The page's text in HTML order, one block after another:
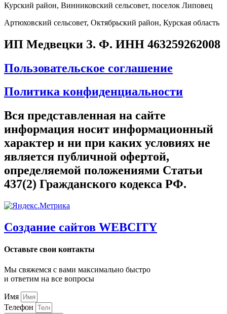
Курский район, Винниковский сельсовет, поселок Липовец
Артюховский сельсовет, Октябрьский район, Курская область
ИП Медвецки З. Ф. ИНН 463259262008
Пользовательское соглашение
Политика конфиденциальности
Вся представленная на сайте
информация носит информационный
характер и ни при каких условиях не
является публичной офертой,
определяемой положениями Статьи
437(2) Гражданского кодекса РФ.
Создание сайтов WEBCITY
Оставьте свои контакты
Мы свяжемся с вами максимально быстро
и ответим на все вопросы
Имя
Телефон